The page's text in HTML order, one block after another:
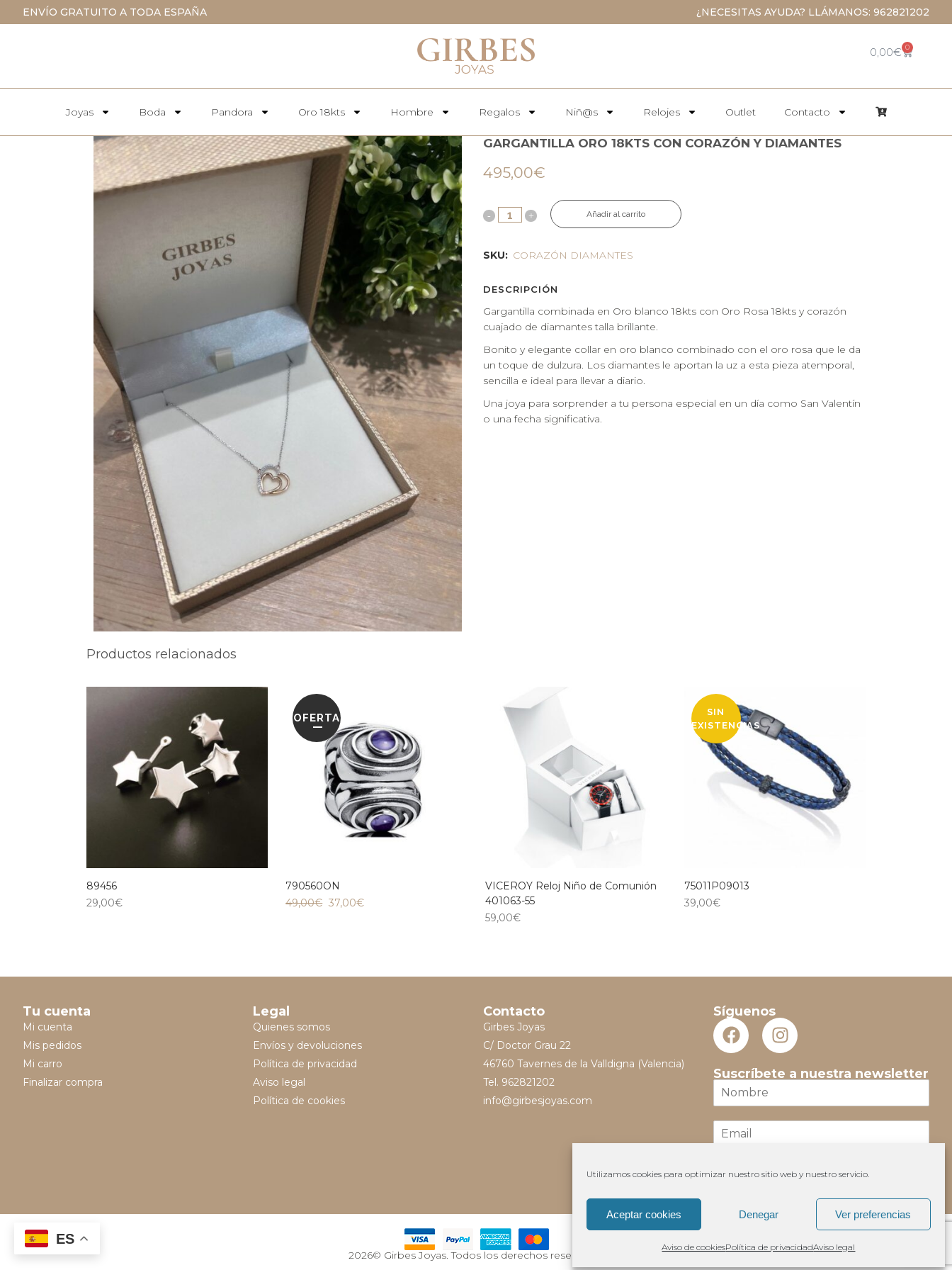
Utilizamos cookies para optimizar nuestro sitio web y nuestro servicio.
Aceptar cookies Denegar Ver preferencias
Aviso de cookiesPolítica de privacidadAviso legal
ENVÍO GRATUITO A TODA ESPAÑA ¿NECESITAS AYUDA? LLÁMANOS: 962821202
0,00€ 0
Joyas Boda Pandora Oro 18kts Hombre Regalos Niñ@s Relojes Outlet Contacto
GARGANTILLA ORO 18KTS CON CORAZÓN Y DIAMANTES
495,00€
Añadir al carrito
SKU: CORAZÓN DIAMANTES
DESCRIPCIÓN
Gargantilla combinada en Oro blanco 18kts con Oro Rosa 18kts y corazón
cuajado de diamantes talla brillante.
Bonito y elegante collar en oro blanco combinado con el oro rosa que le da
un toque de dulzura. Los diamantes le aportan la uz a esta pieza atemporal,
sencilla e ideal para llevar a diario.
Una joya para sorprender a tu persona especial en un día como San Valentín
o una fecha significativa.
Productos relacionados
89456
29,00€
OFERTA
790560ON
49,00€ 37,00€
VICEROY Reloj Niño de Comunión
401063-55
59,00€
SIN
EXISTENCIAS
75011P09013
39,00€
Tu cuenta
Mi cuenta
Mis pedidos
Mi carro
Finalizar compra
Legal
Quienes somos
Envíos y devoluciones
Política de privacidad
Aviso legal
Política de cookies
Contacto
Girbes Joyas
C/ Doctor Grau 22
46760 Tavernes de la Valldigna (Valencia)
Tel. 962821202
info@girbesjoyas.com
Síguenos
Suscríbete a nuestra newsletter
r
*
m
Suscribir
2026© Girbes Joyas. Todos los derechos reservados
ES